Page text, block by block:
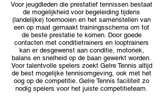
Voor jeugdleden die prestatief tennissen bestaat
de mogelijkheid voor begeleiding tijdens
(landelijke) toernooien en het samenstellen van
een op maat gemaakt trainingsschema om tot
de beste prestatie te komen. Door goede
contacten met conditietrainers en looptrainers
kan er desgewenst aan conditie, motoriek,
balans en snelheid op de baan gewerkt worden.
Voor talentvolle spelers zoekt Gelre Tennis altijd
de best mogelijke tennisomgeving, ook met het
oog op de competitie. Gelre Tennis faciliteit zo
nodig spelers voor het juiste competitieteam.